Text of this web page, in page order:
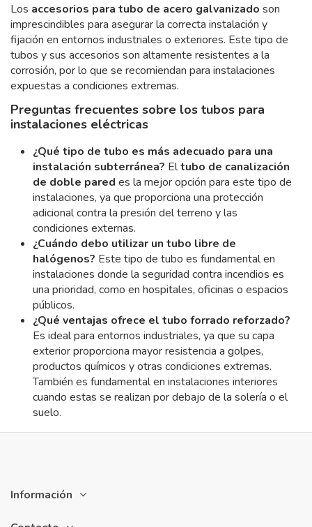
Los accesorios para tubo de acero galvanizado son
imprescindibles para asegurar la correcta instalación y
fijación en entornos industriales o exteriores. Este tipo de
tubos y sus accesorios son altamente resistentes a la
corrosión, por lo que se recomiendan para instalaciones
expuestas a condiciones extremas.
Preguntas frecuentes sobre los tubos para
instalaciones eléctricas
¿Qué tipo de tubo es más adecuado para una
instalación subterránea? Eltubo de canalización
de doble pared es la mejor opción para este tipo de
instalaciones, ya que proporciona una protección
adicional contra la presión del terreno y las
condiciones externas.
¿Cuándo debo utilizar un tubo libre de
halógenos? Este tipo de tubo es fundamental en
instalaciones donde la seguridad contra incendios es
una prioridad, como en hospitales, oficinas o espacios
públicos.
¿Qué ventajas ofrece el tubo forrado reforzado?
Es ideal para entornos industriales, ya que su capa
exterior proporciona mayor resistencia a golpes,
productos químicos y otras condiciones extremas.
También es fundamental en instalaciones interiores
cuando estas se realizan por debajo de la solería o el
suelo.
Información